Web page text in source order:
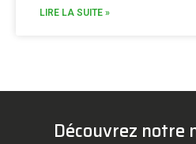
LIRE LA SUITE »
Découvrez notre